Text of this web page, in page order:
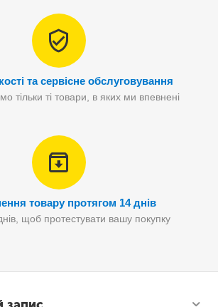
та сервісне обслуговування
тільки ті товари, в яких ми впевнені
товару протягом 14 днів
щоб протестувати вашу покупку